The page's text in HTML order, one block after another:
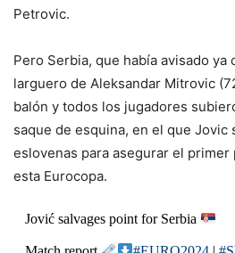
Petrovic.
Pero Serbia, que había avisado ya
larguero de Aleksandar Mitrovic
balón y todos los jugadores
saque de esquina, en el que Jovic
eslovenas para asegurar el
esta Eurocopa.
Jović salvages point for Serbia